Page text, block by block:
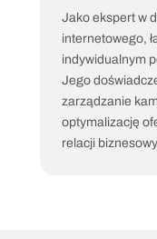
Jako ekspert w
internetowego,
indywidualnym
Jego
zarządzanie
optymalizację
relacji